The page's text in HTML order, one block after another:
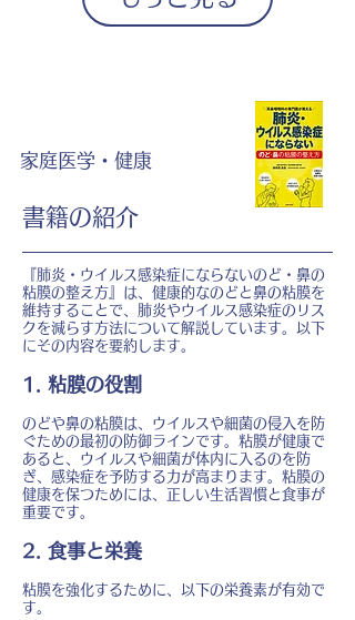
家庭医学・健康
書籍の紹介
『肺炎・ウイルス感染症にならないのど・鼻の
粘膜の整え方』は、健康的なのどと鼻の粘膜を
維持することで、肺炎やウイルス感染症のリス
クを減らす方法について解説しています。以下
にその内容を要約します。
1. 粘膜の役割
のどや鼻の粘膜は、ウイルスや細菌の侵入を防
ぐための最初の防御ラインです。粘膜が健康で
あると、ウイルスや細菌が体内に入るのを防
ぎ、感染症を予防する力が高まります。粘膜の
健康を保つためには、正しい生活習慣と食事が
重要です。
2. 食事と栄養
粘膜を強化するために、以下の栄養素が有効で
す。